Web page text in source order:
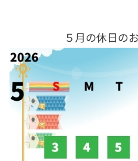
５月の休日の